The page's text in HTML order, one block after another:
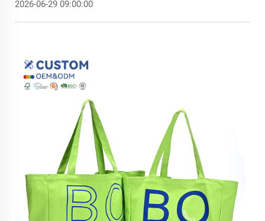
2026-06-29 09:00:00